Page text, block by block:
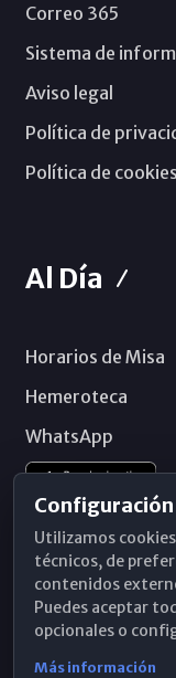
Correo 365
Sistema de
Aviso legal
Política de
Política de cookies
Al Día
Horarios de Misa
Hemeroteca
WhatsApp
Utilizamos
técnicos, de
contenidos
Puedes aceptar
opcionales o
Más información